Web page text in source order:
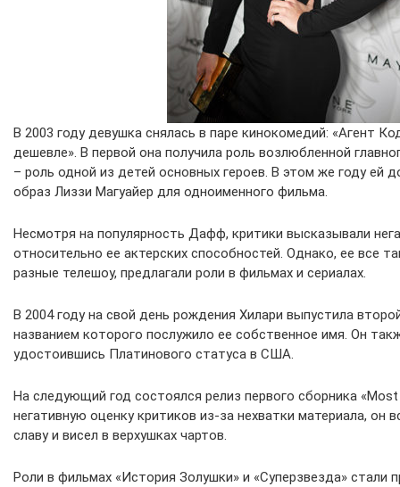
В 2003 году девушка снялась в паре кинокомедий: «Агент
дешевле». В первой она получила роль возлюбленной
– роль одной из детей основных героев. В этом же году ей
образ Лиззи Магуайер для одноименного фильма.
Несмотря на популярность Дафф, критики высказывали
относительно ее актерских способностей. Однако, ее все
разные телешоу, предлагали роли в фильмах и сериалах.
В 2004 году на свой день рождения Хилари выпустила
названием которого послужило ее собственное имя. Он
удостоившись Платинового статуса в США.
На следующий год состоялся релиз первого сборника
негативную оценку критиков из-за нехватки материала, он
славу и висел в верхушках чартов.
Роли в фильмах «История Золушки» и «Суперзвезда» стали